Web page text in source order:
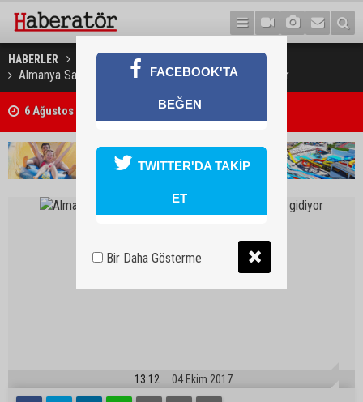
HABERLER GÜNEY KIBRIS
Almanya Savunma Bakanı bugün Güney Kıbrıs’a gidiyor
Bıçaklı kavga ölümle sonuçlandı
13:12 04 Ekim 2017
FACEBOOK'TA
BEĞEN
TWITTER'DA TAKİP
ET
Bir Daha Gösterme